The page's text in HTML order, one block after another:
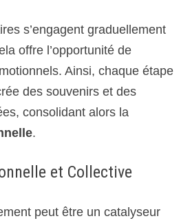
s’engagent graduellement
offre l’opportunité de
Ainsi, chaque étape
des souvenirs et des
consolidant alors la
.
et Collective
peut être un catalyseur